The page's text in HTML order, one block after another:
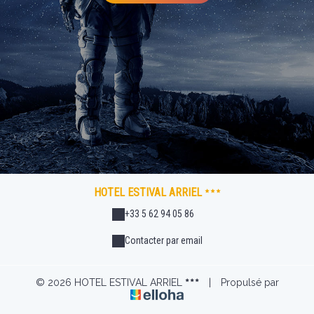
HOTEL ESTIVAL ARRIEL
+33 5 62 94 05 86
Contacter par email
© 2026 HOTEL ESTIVAL ARRIEL Propulsé par